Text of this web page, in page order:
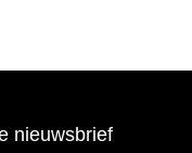
nieuwsbrief